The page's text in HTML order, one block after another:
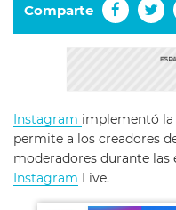
Comparte
Instagram implementó la
permite a los creadores
moderadores durante las
Instagram Live.